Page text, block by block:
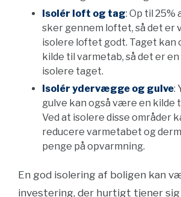
Isolér loft og tag: Op til
sker gennem loftet, så det er
isolere loftet godt. Taget kan
kilde til varmetab, så det er en
isolere taget.
Isolér ydervægge og gulve:
gulve kan også være en kilde
Ved at isolere disse områder
reducere varmetabet og
penge på opvarmning.
En god isolering af boligen kan
investering, der hurtigt tjener sig